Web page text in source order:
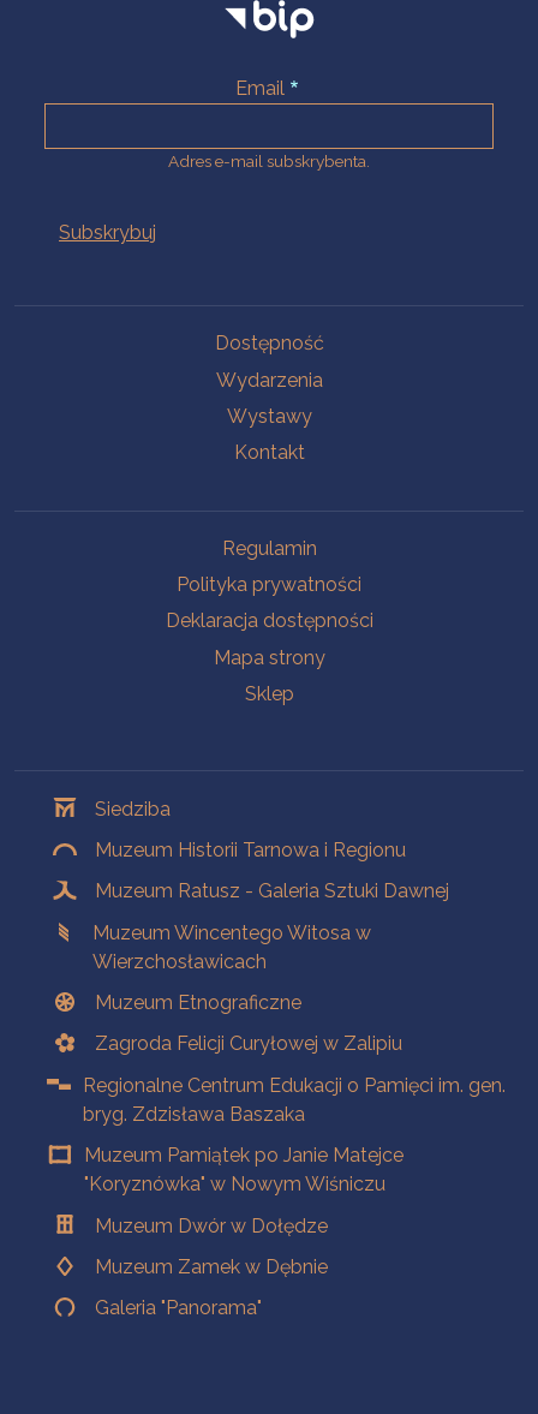
Email
Adres e-mail subskrybenta.
Dostępność
Wydarzenia
Wystawy
Kontakt
Regulamin
Polityka prywatności
Deklaracja dostępności
Mapa strony
Sklep
Siedziba
Muzeum Historii Tarnowa i Regionu
Muzeum Ratusz - Galeria Sztuki Dawnej
Muzeum Wincentego Witosa w
Wierzchosławicach
Muzeum Etnograficzne
Zagroda Felicji Curyłowej w Zalipiu
Regionalne Centrum Edukacji o Pamięci im. gen.
bryg. Zdzisława Baszaka
Muzeum Pamiątek po Janie Matejce
"Koryznówka" w Nowym Wiśniczu
Muzeum Dwór w Dołędze
Muzeum Zamek w Dębnie
Galeria "Panorama"